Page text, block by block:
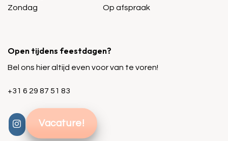
Zondag
Op afspraak
Open tijdens feestdagen?
Bel ons hier altijd even voor van te voren!
+31 6 29 87 51 83
Vacature!